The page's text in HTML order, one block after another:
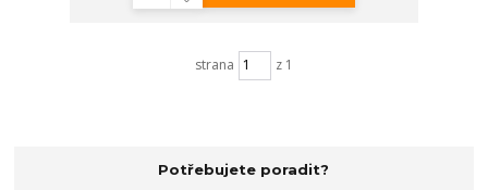
strana z 1
Potřebujete poradit?